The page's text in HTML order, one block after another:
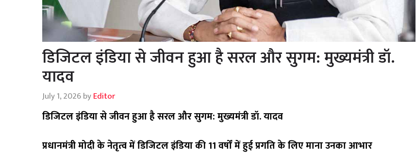
डिजिटल इंडिया से जीवन हुआ है सरल और सुगम: मुख्यमंत्री डॉ.
यादव
July 1, 2026byEditor
डिजिटल इंडिया से जीवन हुआ है सरल और सुगम: मुख्यमंत्री डॉ. यादव
प्रधानमंत्री मोदी के नेतृत्व में डिजिटल इंडिया की 11 वर्षों में हुई प्रगति के लिए माना उनका आभार